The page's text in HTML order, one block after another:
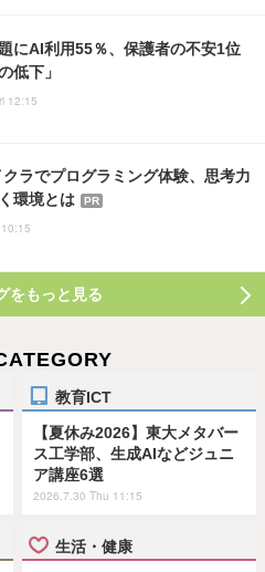
にAI利用55％、保護者の不安1位
低下」
12:15
クラでプログラミング体験、思考力
環境とは
PR
をもっと見る
教育ICT
【夏休み2026】東大メタバー
ス工学部、生成AIなどジュニ
ア講座6選
2026.7.30 Thu 11:15
生活・健康